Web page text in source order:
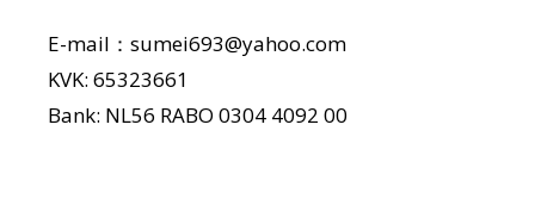
E-mail：sumei693@yahoo.com
KVK: 65323661
Bank: NL56 RABO 0304 4092 00